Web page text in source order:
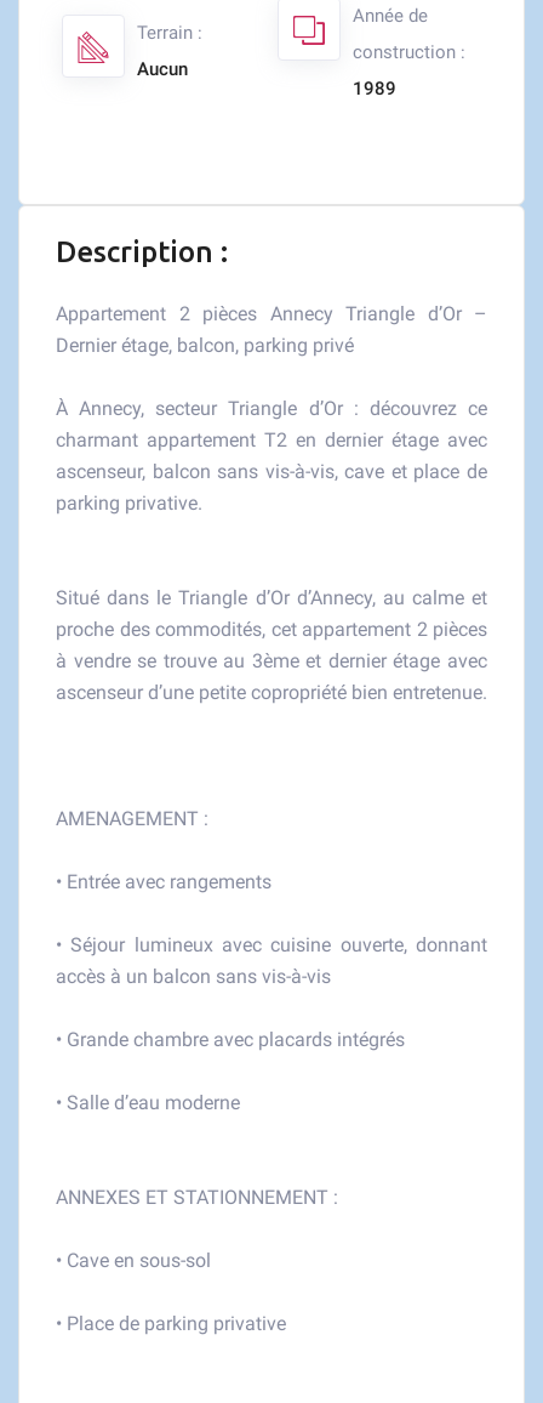
Terrain :
Aucun
Année de
construction :
1989
Description :
Appartement 2 pièces Annecy Triangle d’Or –
Dernier étage, balcon, parking privé
À Annecy, secteur Triangle d’Or : découvrez ce
charmant appartement T2 en dernier étage avec
ascenseur, balcon sans vis-à-vis, cave et place de
parking privative.
Situé dans le Triangle d’Or d’Annecy, au calme et
proche des commodités, cet appartement 2 pièces
à vendre se trouve au 3ème et dernier étage avec
ascenseur d’une petite copropriété bien entretenue.
AMENAGEMENT :
• Entrée avec rangements
• Séjour lumineux avec cuisine ouverte, donnant
accès à un balcon sans vis-à-vis
• Grande chambre avec placards intégrés
• Salle d’eau moderne
ANNEXES ET STATIONNEMENT :
• Cave en sous-sol
• Place de parking privative